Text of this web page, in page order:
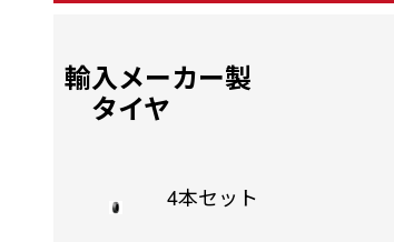
輸入メーカー製
タイヤ
4本セット